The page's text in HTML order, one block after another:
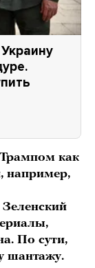
как
например,
,
По сути,
шантажу.